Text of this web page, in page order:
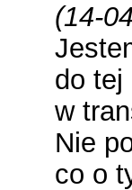
(14-
do tej
w
Nie
co o